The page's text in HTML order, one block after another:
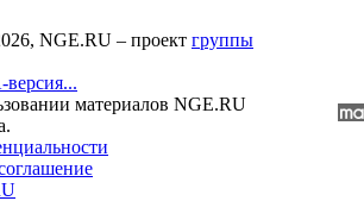
NGE.RU – проект группы
версия...
материалов NGE.RU